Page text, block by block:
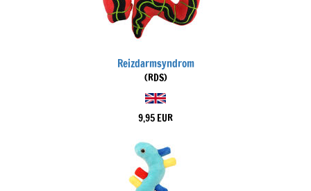
Reizdarmsyndrom
(RDS)
9,95 EUR